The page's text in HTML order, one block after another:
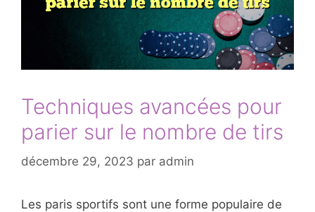
Techniques avancées pour
parier sur le nombre de tirs
décembre 29, 2023 par admin
Les paris sportifs sont une forme populaire de